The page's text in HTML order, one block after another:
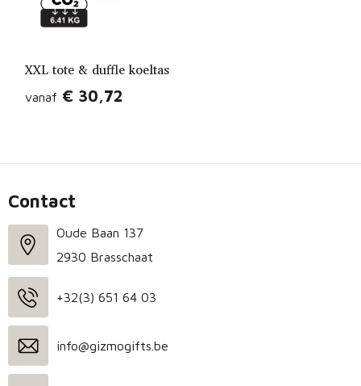
XXL tote & duffle koeltas
vanaf € 30,72
Contact
Oude Baan 137
2930 Brasschaat
+32(3) 651 64 03
info@gizmogifts.be